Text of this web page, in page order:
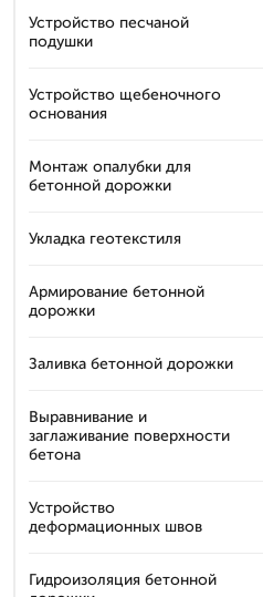
Устройство песчаной
подушки
Устройство щебеночного
основания
Монтаж опалубки для
бетонной дорожки
Укладка геотекстиля
Армирование бетонной
дорожки
Заливка бетонной дорожки
Выравнивание и
заглаживание поверхности
бетона
Устройство
деформационных швов
Гидроизоляция бетонной